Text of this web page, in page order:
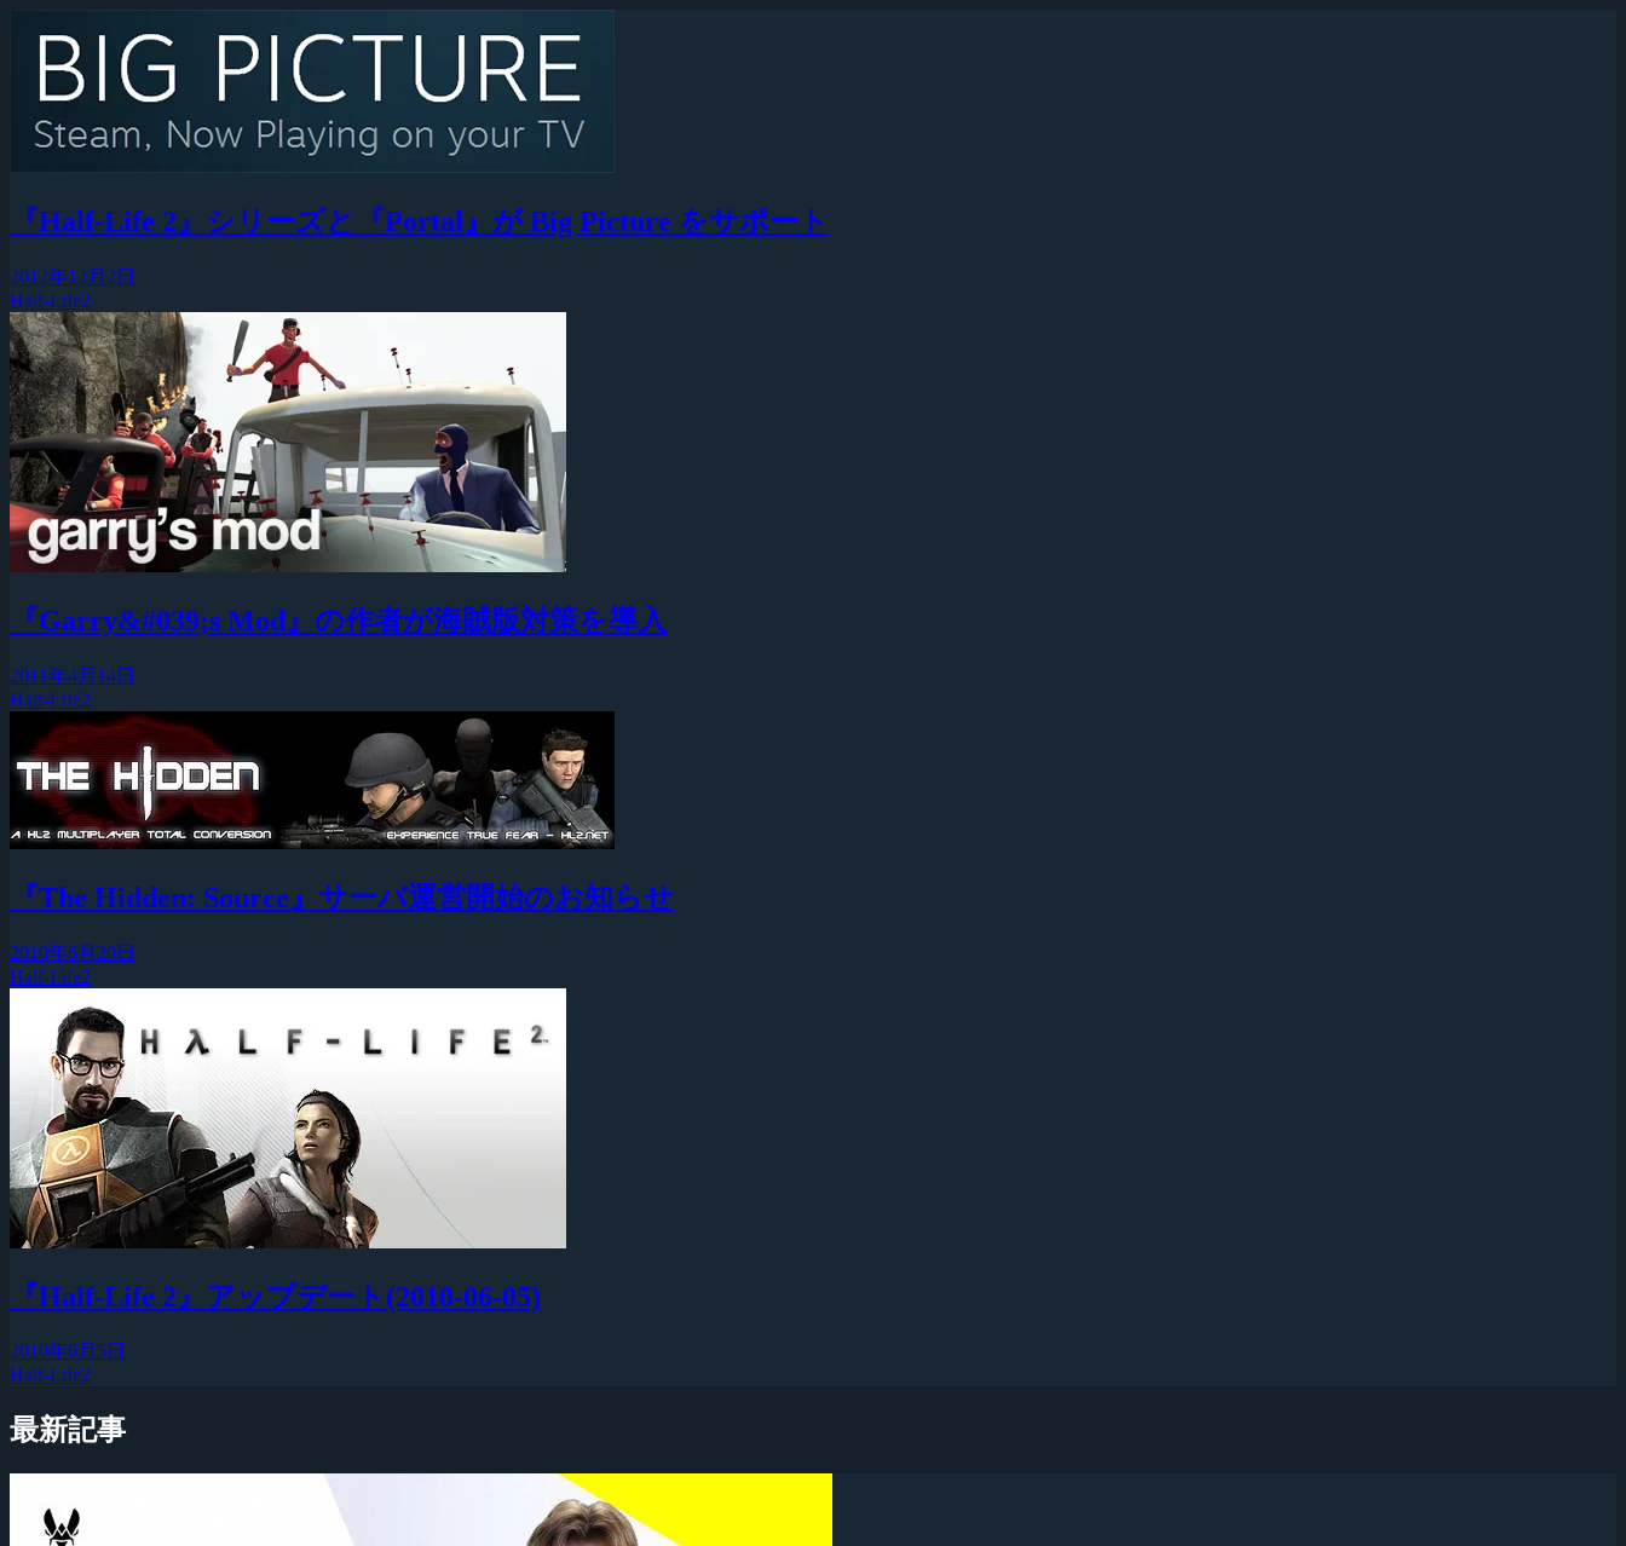
『Half-Life 2』シリーズと『Portal』が Big Picture をサポート
2012年12月2日
Half-Life2
『Garry&#039;s Mod』の作者が海賊版対策を導入
2011年4月14日
Half-Life2
『The Hidden: Source』サーバ運営開始のお知らせ
2010年6月20日
Half-Life2
『Half-Life 2』アップデート(2010-06-05)
2010年6月5日
Half-Life2
最新記事